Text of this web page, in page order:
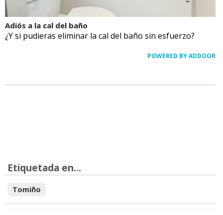
Adiós a la cal del baño
¿Y si pudieras eliminar la cal del baño sin esfuerzo?
POWERED BY ADDOOR
Etiquetada en...
Tomiño